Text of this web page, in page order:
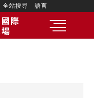
全站搜尋 語言